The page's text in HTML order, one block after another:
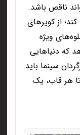
ناقص باشد.
از کویرهای
ویژه
که دنیاهایی
سینما باید
هر قاب، یک